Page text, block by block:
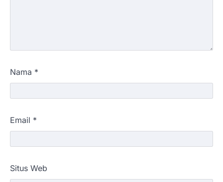
Nama *
Email *
Situs Web